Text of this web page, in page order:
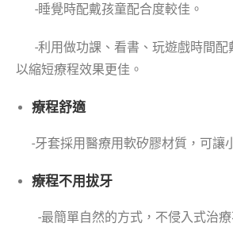
-睡覺時配戴孩童配合度較佳。
-利用做功課、看書、玩遊戲時間配
以縮短療程效果更佳。
療程舒適
-牙套採用醫療用軟矽膠材質，可讓
療程不用拔牙
-最簡單自然的方式，不侵入式治